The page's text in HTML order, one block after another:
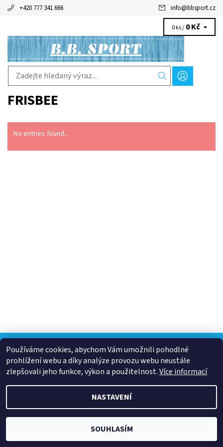
+420 777 341 666 info@bbsport.cz
0 ks / 0 Kč
FRISBEE
No entries found...
2026 © B.B. SPORT s.r.o., všechna práva vyhrazena
Používáme cookies, abychom Vám umožnili pohodlné
prohlížení webu a díky analýze provozu webu neustále
zlepšovali jeho funkce, výkon a použitelnost.Více informací
NASTAVENÍ
SOUHLASÍM